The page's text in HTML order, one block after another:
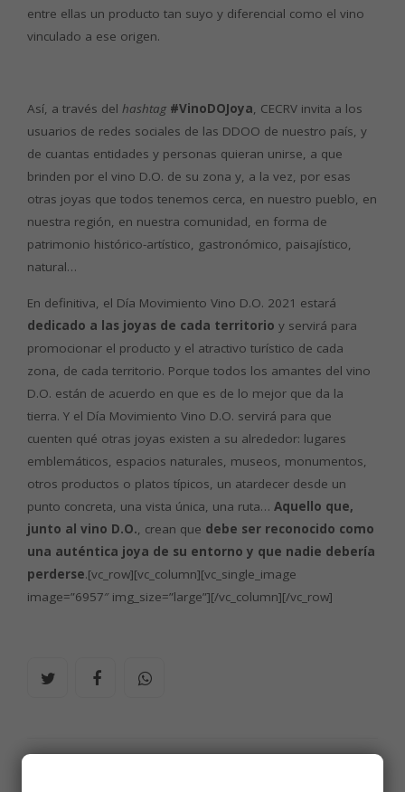
entre ellas un producto tan suyo y diferencial como el vino
vinculado a ese origen.
Así, a través del hashtag #VinoDOJoya, CECRV invita a los
usuarios de redes sociales de las DDOO de nuestro país, y
de cuantas entidades y personas quieran unirse, a que
brinden por el vino D.O. de su zona y, a la vez, por esas
otras joyas que todos tenemos cerca, en nuestro pueblo, en
nuestra región, en nuestra comunidad, en forma de
patrimonio histórico-artístico, gastronómico, paisajístico,
natural…
En definitiva, el Día Movimiento Vino D.O. 2021 estará
dedicado a las joyas de cada territorio y servirá para
promocionar el producto y el atractivo turístico de cada
zona, de cada territorio. Porque todos los amantes del vino
D.O. están de acuerdo en que es de lo mejor que da la
tierra. Y el Día Movimiento Vino D.O. servirá para que
cuenten qué otras joyas existen a su alrededor: lugares
emblemáticos, espacios naturales, museos, monumentos,
otros productos o platos típicos, un atardecer desde un
punto concreta, una vista única, una ruta… Aquello que,
junto al vino D.O., crean que debe ser reconocido como
una auténtica joya de su entorno y que nadie debería
perderse.[vc_row][vc_column][vc_single_image
image=”6957″ img_size=”large”][/vc_column][/vc_row]